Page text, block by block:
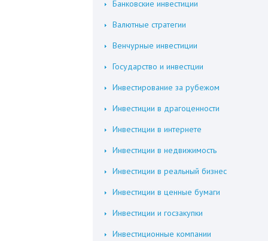
Банковские инвестиции
Валютные стратегии
Венчурные инвестиции
Государство и инвестции
Инвестирование за рубежом
Инвестиции в драгоценности
Инвестиции в интернете
Инвестиции в недвижимость
Инвестиции в реальный бизнес
Инвестиции в ценные бумаги
Инвестиции и госзакупки
Инвестиционные компании